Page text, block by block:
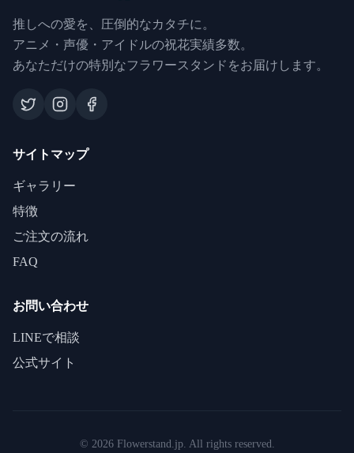
推しへの愛を、圧倒的なカタチに。
アニメ・声優・アイドルの祝花実績多数。
あなただけの特別なフラワースタンドをお届けします。
サイトマップ
ギャラリー
特徴
ご注文の流れ
FAQ
お問い合わせ
LINEで相談
公式サイト
© 2026Flowerstand.jp. All rights reserved.